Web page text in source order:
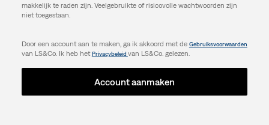
makkelijk te raden zijn. Veelgebruikte of risicovolle wachtwoorden zijn
niet toegestaan.
Door een account aan te maken, ga ik akkoord met de Gebruiksvoorwaarden
van LS&Co. Ik heb hetPrivacybeleid van LS&Co. gelezen.
Account aanmaken